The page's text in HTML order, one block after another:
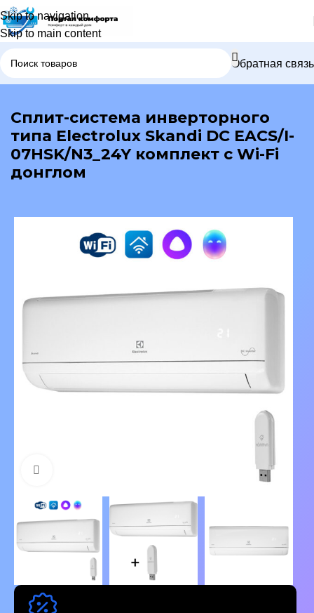
Skip to navigation
Skip to main content
Обратная связь
В каталог
Сплит-система инверторного
типа Electrolux Skandi DC EACS/I-
07HSK/N3_24Y комплект с Wi-Fi
донглом
Нажмите, чтобы увеличить изображение